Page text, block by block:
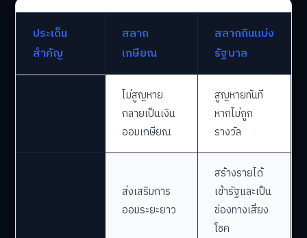
ตารางเปรียบเทียบคุณสมบัติหลักระหว่างสลากเกษียณและสลาก
ออมทรัพย์
ระบบ
ระยะสั้น
สลากเกษียณ vs. สลากกินแบ่งรัฐบาล
สลาก
สลากกินแบ่ง
รัฐบาล